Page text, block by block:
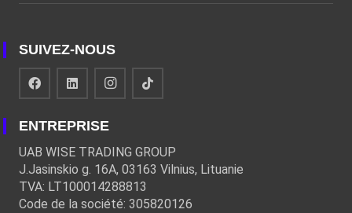
SUIVEZ-NOUS
ENTREPRISE
UAB WISE TRADING GROUP
J.Jasinskio g. 16A, 03163 Vilnius, Lituanie
TVA: LT100014288813
Code de la société: 305820126